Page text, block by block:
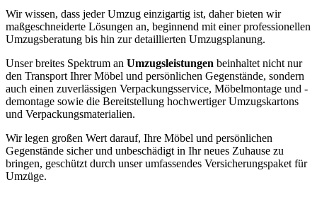
Wir wissen, dass jeder Umzug einzigartig ist, daher bieten wir
maßgeschneiderte Lösungen an, beginnend mit einer professionellen
Umzugsberatung bis hin zur detaillierten Umzugsplanung.
Unser breites Spektrum an Umzugsleistungen beinhaltet nicht nur
den Transport Ihrer Möbel und persönlichen Gegenstände, sondern
auch einen zuverlässigen Verpackungsservice, Möbelmontage und -
demontage sowie die Bereitstellung hochwertiger Umzugskartons
und Verpackungsmaterialien.
Wir legen großen Wert darauf, Ihre Möbel und persönlichen
Gegenstände sicher und unbeschädigt in Ihr neues Zuhause zu
bringen, geschützt durch unser umfassendes Versicherungspaket für
Umzüge.